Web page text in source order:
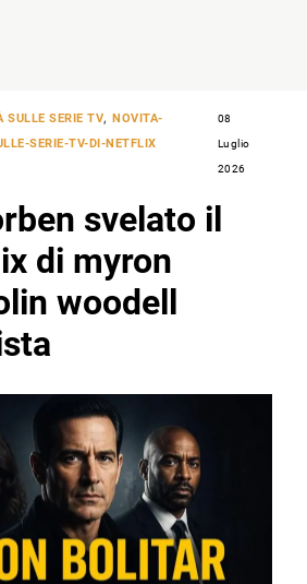
SULLE SERIE TV,
NOVITA-
SERIE-TV-DI-NETFLIX
08
Luglio
2026
svelato il
di myron
woodell